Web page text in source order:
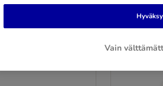
-koulutusliina
10 m, Ø 6 mm
3
TIAKI
pituus 10
Vain